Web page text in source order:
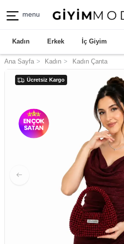
menu
Kadın Erkek İç Giyim
Ana Sayfa Kadın Kadın Çanta
Ücretsiz Kargo
Ücretsiz Kargo
Ücretsiz Kargo
Ücretsiz Kargo
Ücretsiz Kargo
Ücretsiz Kargo